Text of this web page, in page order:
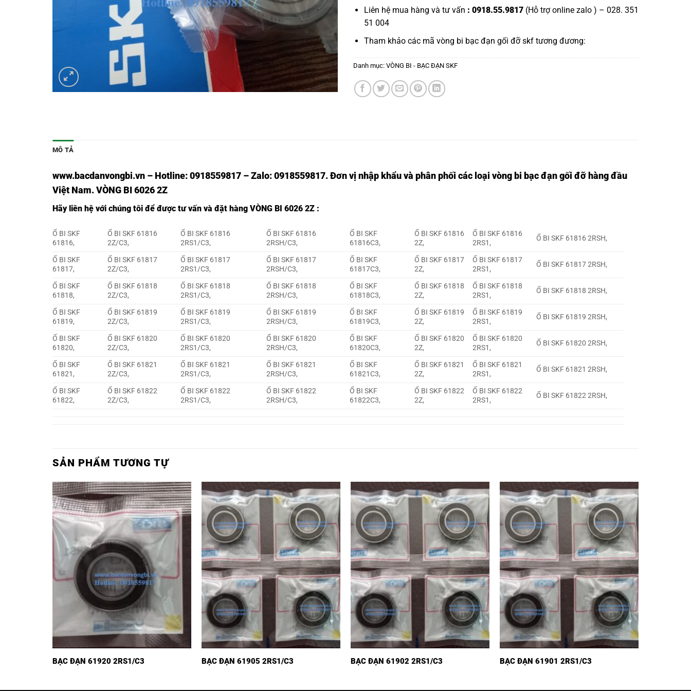
Liên hệ mua hàng và tư vấn : 0918.55.9817(Hỗ trợ online zalo ) – 028. 351
51 004
Tham khảo các mã vòng bi bạc đạn gối đỡ skftương đương:
Danh mục: VÒNG BI - BẠC ĐẠN SKF
MÔ TẢ
www.bacdanvongbi.vn – Hotline: 0918559817 – Zalo: 0918559817. Đơn vị nhập khẩu và phân phối các loại vòng bi bạc đạn gối đỡ hàng đầu
Việt Nam. VÒNG BI 6026 2Z
Hãy liên hệ với chúng tôi để được tư vấn và đặt hàng VÒNG BI 6026 2Z :
Ổ BI SKF
61816,
Ổ BI SKF 61816
2Z/C3,
Ổ BI SKF 61816
2RS1/C3,
Ổ BI SKF 61816
2RSH/C3,
Ổ BI SKF
61816C3,
Ổ BI SKF 61816
2Z,
Ổ BI SKF 61816
2RS1,
Ổ BI SKF 61816 2RSH,
Ổ BI SKF
61817,
Ổ BI SKF 61817
2Z/C3,
Ổ BI SKF 61817
2RS1/C3,
Ổ BI SKF 61817
2RSH/C3,
Ổ BI SKF
61817C3,
Ổ BI SKF 61817
2Z,
Ổ BI SKF 61817
2RS1,
Ổ BI SKF 61817 2RSH,
Ổ BI SKF
61818,
Ổ BI SKF 61818
2Z/C3,
Ổ BI SKF 61818
2RS1/C3,
Ổ BI SKF 61818
2RSH/C3,
Ổ BI SKF
61818C3,
Ổ BI SKF 61818
2Z,
Ổ BI SKF 61818
2RS1,
Ổ BI SKF 61818 2RSH,
Ổ BI SKF
61819,
Ổ BI SKF 61819
2Z/C3,
Ổ BI SKF 61819
2RS1/C3,
Ổ BI SKF 61819
2RSH/C3,
Ổ BI SKF
61819C3,
Ổ BI SKF 61819
2Z,
Ổ BI SKF 61819
2RS1,
Ổ BI SKF 61819 2RSH,
Ổ BI SKF
61820,
Ổ BI SKF 61820
2Z/C3,
Ổ BI SKF 61820
2RS1/C3,
Ổ BI SKF 61820
2RSH/C3,
Ổ BI SKF
61820C3,
Ổ BI SKF 61820
2Z,
Ổ BI SKF 61820
2RS1,
Ổ BI SKF 61820 2RSH,
Ổ BI SKF
61821,
Ổ BI SKF 61821
2Z/C3,
Ổ BI SKF 61821
2RS1/C3,
Ổ BI SKF 61821
2RSH/C3,
Ổ BI SKF
61821C3,
Ổ BI SKF 61821
2Z,
Ổ BI SKF 61821
2RS1,
Ổ BI SKF 61821 2RSH,
Ổ BI SKF
61822,
Ổ BI SKF 61822
2Z/C3,
Ổ BI SKF 61822
2RS1/C3,
Ổ BI SKF 61822
2RSH/C3,
Ổ BI SKF
61822C3,
Ổ BI SKF 61822
2Z,
Ổ BI SKF 61822
2RS1,
Ổ BI SKF 61822 2RSH,
SẢN PHẨM TƯƠNG TỰ
BẠC ĐẠN 61920 2RS1/C3 BẠC ĐẠN 61905 2RS1/C3 BẠC ĐẠN 61902 2RS1/C3 BẠC ĐẠN 61901 2RS1/C3